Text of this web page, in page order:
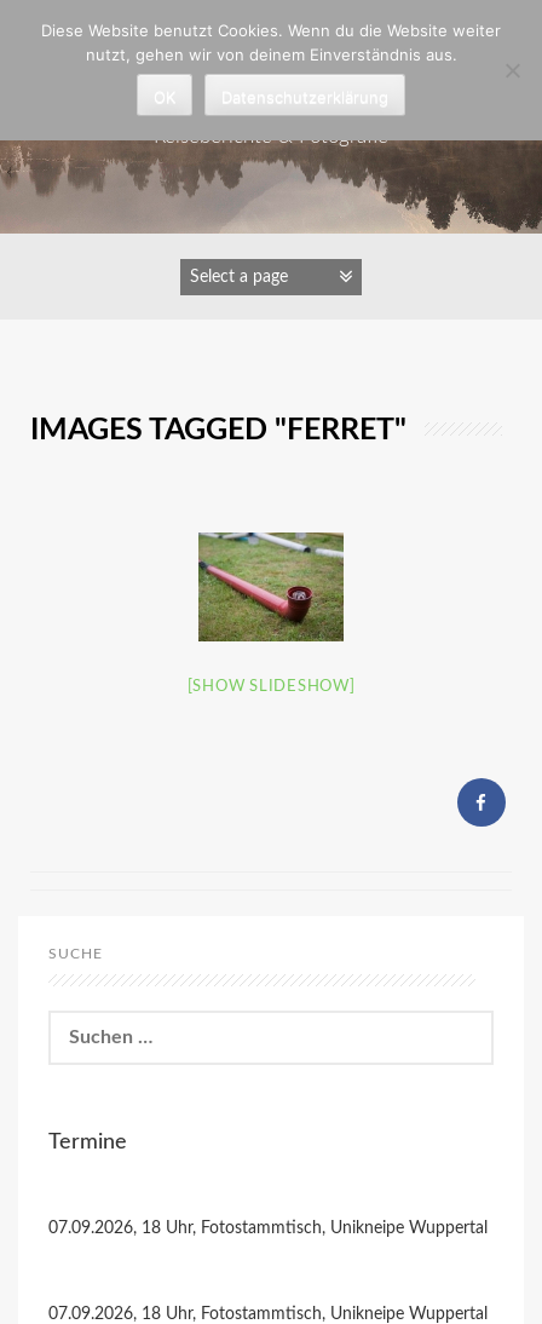
Astrid Padberg
Reiseberichte & Fotografie
IMAGES TAGGED "FERRET"
[SHOW SLIDESHOW]
SUCHE
nach:
Termine
07.09.2026, 18 Uhr, Fotostammtisch, Unikneipe Wuppertal
07.09.2026, 18 Uhr, Fotostammtisch, Unikneipe Wuppertal
Diese Website benutzt Cookies. Wenn du die Website weiter
nutzt, gehen wir von deinem Einverständnis aus.